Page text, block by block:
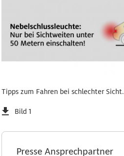
Tipps zum Fahren bei schlechter Sicht.
Bild 1
Presse Ansprechpartner